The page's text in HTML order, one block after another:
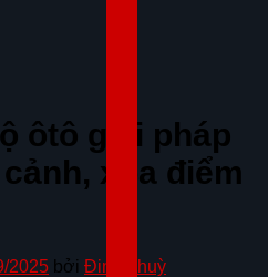
ôtô giải pháp
xóa điểm
2025 bởi Đinh Thuỳ